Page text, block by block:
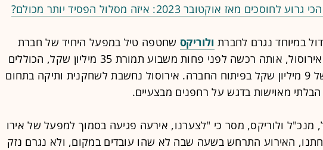
לחוסכים מאז אוקטובר 2023: איזה מסלול הפסיד יותר מכולם?
במיוחד נגרם לחברת ולוריקס שחטפה טיל במפעל היחיד של חברת
הרחפנים אירוסול, אותה רכשה לפני פחות משבוע תמורת 35 מיליון שקל, הכוללים
השקעה של 9 מיליון שקל בפיתוח החברה. אירוסול נחשבת לשחקנית ותיקה בתחום
מאוישות בדגש על רחפנים מבצעיים.
מנכ"ל ולוריקס, מסר כי "לצערנו, אירעה פגיעה בסמוך למפעל של אירו
האירוע התרחש בשעה שבה לא שהו עובדים במקום, ולא נגרם נזק